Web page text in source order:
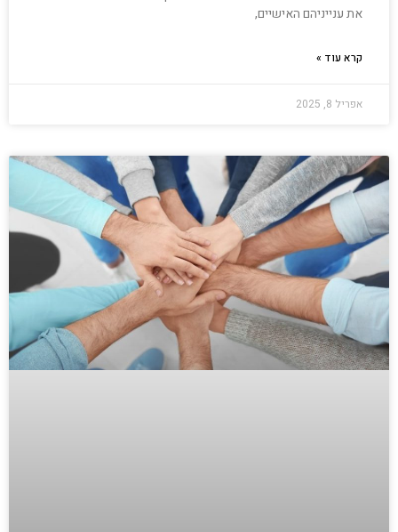
את ענייניהם האישיים,
קרא עוד »
אפריל 8, 2025